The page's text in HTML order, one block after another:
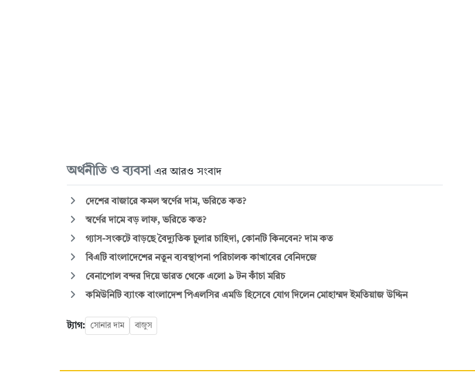
অর্থনীতি ও ব্যবসা এর আরও সংবাদ
দেশের বাজারে কমল স্বর্ণের দাম, ভরিতে কত?
স্বর্ণের দামে বড় লাফ, ভরিতে কত?
গ্যাস-সংকটে বাড়ছে বৈদ্যুতিক চুলার চাহিদা, কোনটি কিনবেন? দাম কত
বিএটি বাংলাদেশের নতুন ব্যবস্থাপনা পরিচালক কাখাবের বেনিদজে
বেনাপোল বন্দর দিয়ে ভারত থেকে এলো ৯ টন কাঁচা মরিচ
কমিউনিটি ব্যাংক বাংলাদেশ পিএলসির এমডি হিসেবে যোগ দিলেন মোহাম্মদ ইমতিয়াজ উদ্দিন
ট্যাগ: সোনার দাম বাজুস